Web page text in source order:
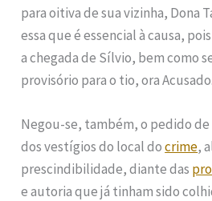
para oitiva de sua vizinha, Dona
essa que é essencial à causa,
a chegada de Sílvio, bem como
provisório para o tio, ora Acusado.
Negou-se, também, o pedido
dos vestígios do local docrime,
prescindibilidade, diante das
e autoria que já tinham sido